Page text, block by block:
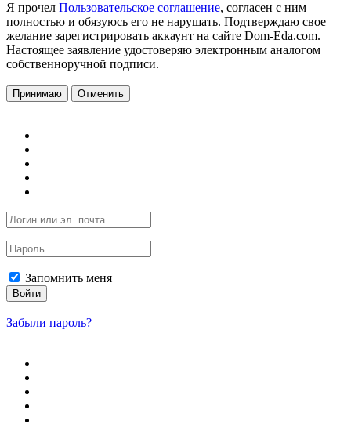
Я прочел Пользовательское соглашение, согласен с ним
полностью и обязуюсь его не нарушать. Подтверждаю свое
желание зарегистрировать аккаунт на сайте Dom-Eda.com.
Настоящее заявление удостоверяю электронным аналогом
собственноручной подписи.
Принимаю Отменить
Запомнить меня
Войти
Забыли пароль?